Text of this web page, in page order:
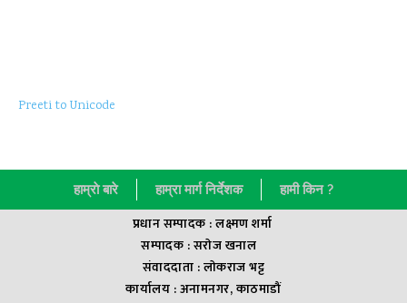
Preeti to Unicode
हाम्राे बारे हाम्रा मार्ग निर्देशक हामी किन ?
प्रधान सम्पादक : लक्ष्मण शर्मा
सम्पादक : सराेज खनाल
संवाददाता : लाेकराज भट्ट
कार्यालय : अनामनगर, काठमाडौं